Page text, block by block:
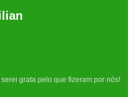
grata pelo que fizeram por nós!